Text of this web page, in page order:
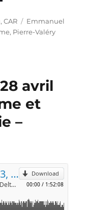
,CAR Étiquettes
Emmanuel
, Pierre-Valéry
28 avril
et
–